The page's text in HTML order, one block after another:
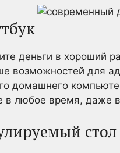
деньги в хороший
возможностей для
домашнего
в любое время, даже
стол